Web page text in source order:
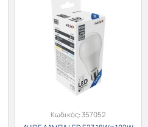
Κωδικός:357052